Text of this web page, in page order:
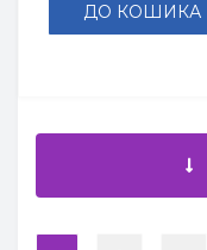
ДО КОШИКА